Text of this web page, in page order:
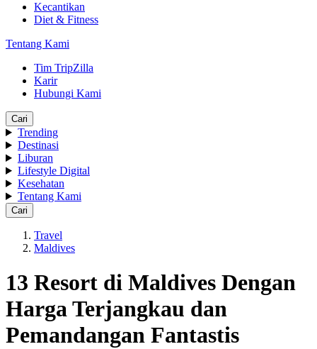
Kecantikan
Diet & Fitness
Tentang Kami
Tim TripZilla
Karir
Hubungi Kami
Cari
Trending
Destinasi
Liburan
Lifestyle Digital
Kesehatan
Tentang Kami
Cari
Travel
Maldives
13 Resort di Maldives Dengan
Harga Terjangkau dan
Pemandangan Fantastis